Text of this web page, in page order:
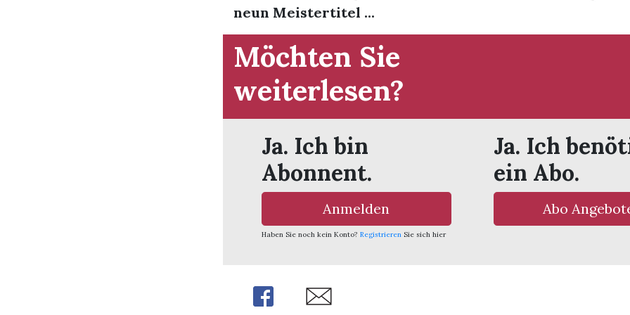
neun Meistertitel ...
Möchten Sie
weiterlesen?
Ja. Ich bin
Abonnent.
Anmelden
Haben Sie noch kein Konto? Registrieren Sie sich hier
Ja. Ich
ein Abo.
Abo
Share Share